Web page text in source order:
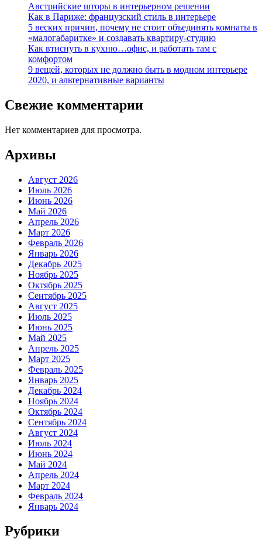
Австрийские шторы в интерьерном решении
Как в Париже: французский стиль в интерьере
5 веских причин, почему не стоит объединять комнаты в
«малогабаритке» и создавать квартиру-студию
Как втиснуть в кухню…офис, и работать там с
комфортом
9 вещей, которых не должно быть в модном интерьере
2020, и альтернативные варианты
Свежие комментарии
Нет комментариев для просмотра.
Архивы
Август 2026
Июль 2026
Июнь 2026
Май 2026
Апрель 2026
Март 2026
Февраль 2026
Январь 2026
Декабрь 2025
Ноябрь 2025
Октябрь 2025
Сентябрь 2025
Август 2025
Июль 2025
Июнь 2025
Май 2025
Апрель 2025
Март 2025
Февраль 2025
Январь 2025
Декабрь 2024
Ноябрь 2024
Октябрь 2024
Сентябрь 2024
Август 2024
Июль 2024
Июнь 2024
Май 2024
Апрель 2024
Март 2024
Февраль 2024
Январь 2024
Рубрики